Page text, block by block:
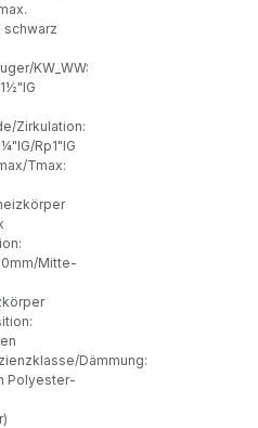
schwarz
KW_WW:
Zirkulation:
Rp1"IG
Tmax:
Mitte-
Dämmung:
Polyester-